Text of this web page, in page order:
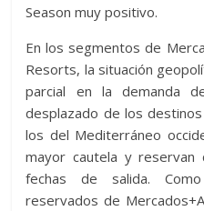
Season muy positivo.
En los segmentos de
Resorts, la situación
parcial en la demanda
desplazado de los
los del Mediterráneo
mayor cautela y reservan
fechas de salida.
reservados de